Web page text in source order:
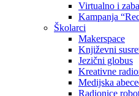
Virtualno i
Kampanja
Školarci
Makerspace
Književni
Jezični globus
Kreativne
Medijska
Radionice